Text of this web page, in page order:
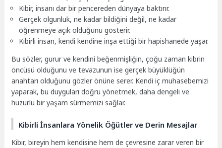
Kibir, insanı dar bir pencereden dünyaya baktırır.
Gerçek olgunluk, ne kadar bildiğini değil, ne kadar
öğrenmeye açık olduğunu gösterir.
Kibirli insan, kendi kendine inşa ettiği bir hapishanede yaşar.
Bu sözler, gurur ve kendini beğenmişliğin, çoğu zaman kibrin
öncüsü olduğunu ve tevazunun ise gerçek büyüklüğün
anahtarı olduğunu gözler önüne serer. Kendi iç muhasebemizi
yaparak, bu duyguları doğru yönetmek, daha dengeli ve
huzurlu bir yaşam sürmemizi sağlar.
Kibirli İnsanlara Yönelik Öğütler ve Derin Mesajlar
Kibir, bireyin hem kendisine hem de çevresine zarar veren bir